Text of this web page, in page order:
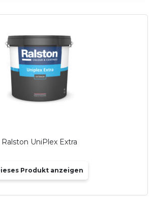
Ralston UniPlex Extra
Produkt anzeigen